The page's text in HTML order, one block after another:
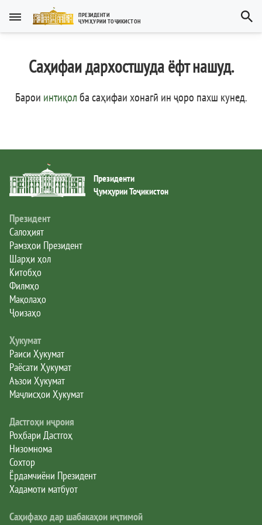
ПРЕЗИДЕНТИ
ҶУМҲУРИИ ТОҶИКИСТОН
Тоҷикӣ
Тоҷикӣ
English
العربية
Тоҷикистон
Рамзҳои давлатӣ
Президент
Ҳукумат
Дастгоҳи иҷроия
Нома ба Президент
Саҳифаи дархостшуда ёфт нашуд.
Барои интиқолба саҳифаи хонагӣ ин ҷоро пахш кунед.
Президенти
Ҷумҳурии Тоҷикистон
Президент
Салоҳият
Рамзҳои Президент
Шарҳи ҳол
Китобҳо
Филмҳо
Мақолаҳо
Ҷоизаҳо
Ҳукумат
Раиси Ҳукумат
Раёсати Ҳукумат
Аъзои Ҳукумат
Маҷлисҳои Ҳукумат
Дастгоҳи иҷроия
Роҳбари Дастгоҳ
Низомнома
Сохтор
Ёрдамчиёни Президент
Хадамоти матбуот
Саҳифаҳо дар шабакаҳои иҷтимоӣ